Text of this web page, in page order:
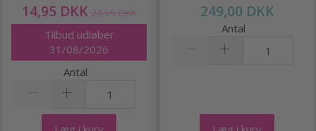
14,95 DKK 24,95 DKK
Tilbud udløber
31/08/2026
Antal
249,00 DKK
Antal